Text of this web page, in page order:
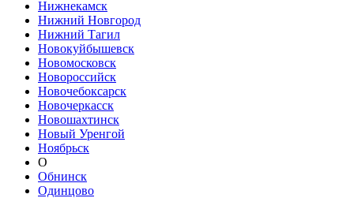
Нижнекамск
Нижний Новгород
Нижний Тагил
Новокуйбышевск
Новомосковск
Новороссийск
Новочебоксарск
Новочеркасск
Новошахтинск
Новый Уренгой
Ноябрьск
О
Обнинск
Одинцово